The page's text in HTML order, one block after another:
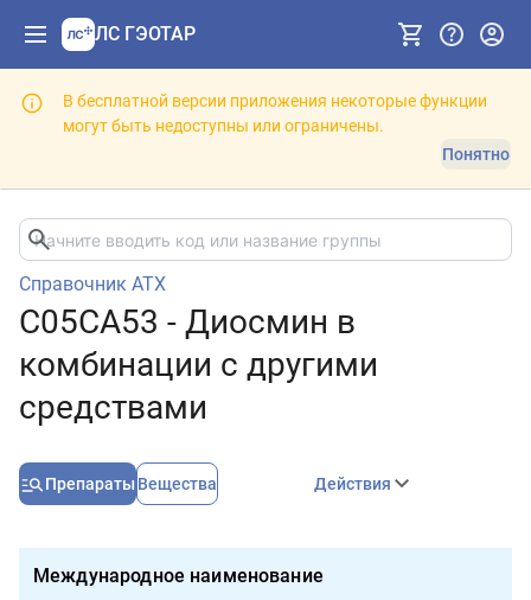
ЛС ГЭОТАР
В бесплатной версии приложения некоторые функции
могут быть недоступны или ограничены.
Понятно
Справочник АТХ
C05CA53 - Диосмин в
комбинации с другими
средствами
Препараты Вещества Действия
Международное наименование